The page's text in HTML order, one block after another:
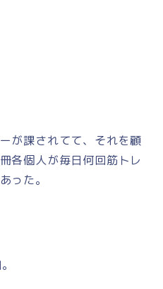
が課されてて、それを顧
各個人が毎日何回筋トレ
った。